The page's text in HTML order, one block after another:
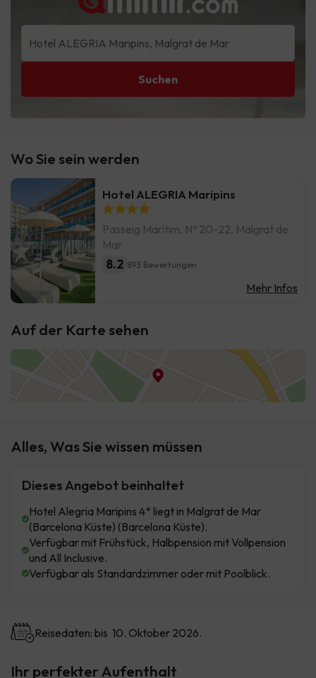
Wo Sie sein werden
Hotel ALEGRIA Maripins
Passeig Marítim, Nº 20-22, Malgrat de
Mar
8.2 893 Bewertungen
Mehr Infos
Auf der Karte sehen
Alles, Was Sie wissen müssen
Dieses Angebot beinhaltet
Hotel Alegria Maripins 4* liegt in Malgrat de Mar
(Barcelona Küste) (Barcelona Küste).
Verfügbar mit Frühstück, Halbpension mit Vollpension
und All Inclusive.
Verfügbar als Standardzimmer oder mit Poolblick.
Reisedaten: bis 10. Oktober 2026.
Ihr perfekter Aufenthalt
Suchen